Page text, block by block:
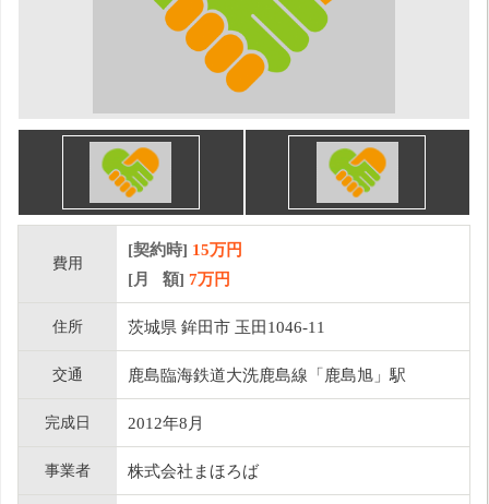
費用
[契約時] 15万円
[月 額] 7万円
住所 茨城県 鉾田市 玉田1046-11
交通 鹿島臨海鉄道大洗鹿島線「鹿島旭」駅
完成日 2012年8月
事業者 株式会社まほろば